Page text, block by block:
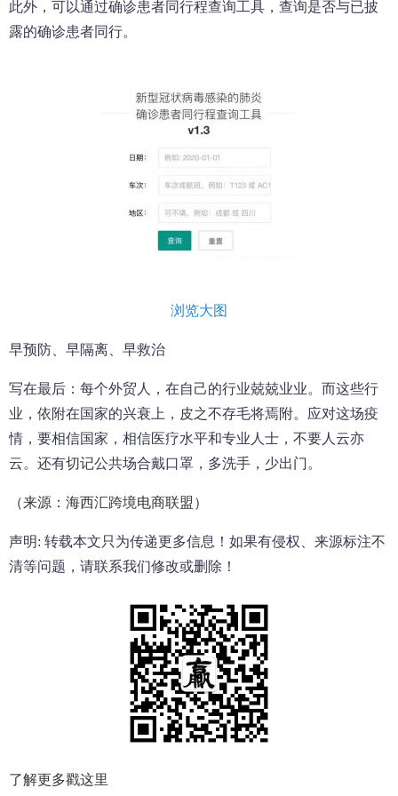
此外，可以通过确诊患者同行程查询工具，查询是否与已披
露的确诊患者同行。
浏览大图
早预防、早隔离、早救治
写在最后：每个外贸人，在自己的行业兢兢业业。而这些行
业，依附在国家的兴衰上，皮之不存毛将焉附。应对这场疫
情，要相信国家，相信医疗水平和专业人士，不要人云亦
云。还有切记公共场合戴口罩，多洗手，少出门。
（来源：海西汇跨境电商联盟）
声明: 转载本文只为传递更多信息！如果有侵权、来源标注不
清等问题，请联系我们修改或删除！
了解更多戳这里